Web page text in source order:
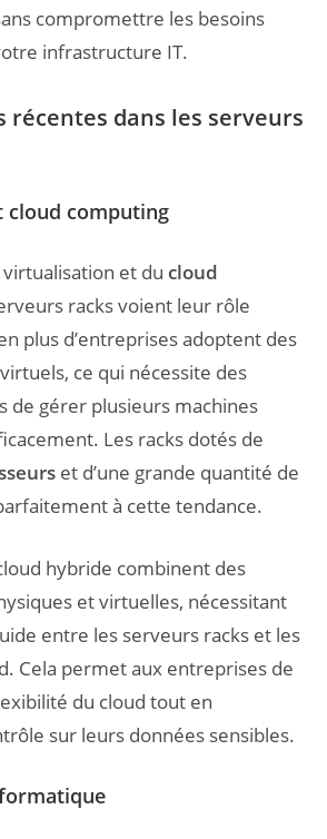
compromettre les besoins
infrastructure IT.
récentes dans les serveurs
cloud computing
virtualisation et du cloud
racks voient leur rôle
plus d’entreprises adoptent des
ce qui nécessite des
de gérer plusieurs machines
Les racks dotés de
et d’une grande quantité de
à cette tendance.
hybride combinent des
et virtuelles, nécessitant
entre les serveurs racks et les
Cela permet aux entreprises de
du cloud tout en
sur leurs données sensibles.